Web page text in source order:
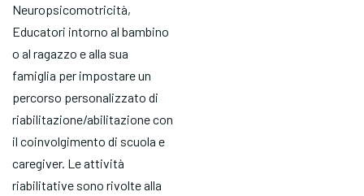
Neuropsicomotricità,
Educatori intorno al bambino
o al ragazzo e alla sua
famiglia per impostare un
percorso personalizzato di
riabilitazione/abilitazione con
il coinvolgimento di scuola e
caregiver. Le attività
riabilitative sono rivolte alla